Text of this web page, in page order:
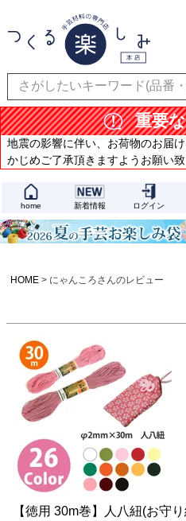
重要
地震の影響に伴い、お荷物のお届
かじめご了承頂きますようお願い
home 新着情報 ログイン
HOME にゃんころさんのレビュー
【徳用 30m巻】人八紐(お守